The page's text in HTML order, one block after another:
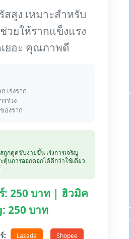
สูง เหมาะสำหรับ
วยให้รากแข็งแรง
ยอะ คุณภาพดี
เร่งราก
รร่วง
องราก
กดูดซับง่ายขึ้น เร่งการเจริญ
ตุ้นการออกดอกได้ดีกว่าใช้เดี่ยว
: 250 บาท | ฮิวมิค
250 บาท
: Lazada Shopee